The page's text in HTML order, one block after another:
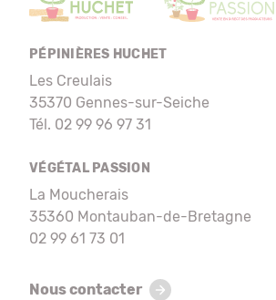
PÉPINIÈRES HUCHET
Les Creulais
35370 Gennes-sur-Seiche
Tél. 02 99 96 97 31
VÉGÉTAL PASSION
La Moucherais
35360 Montauban-de-Bretagne
02 99 61 73 01
Nous contacter